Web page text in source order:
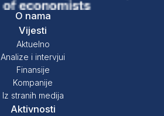
O nama
Vijesti
Aktuelno
Analize i intervjui
Finansije
Kompanije
Iz stranih medija
Aktivnosti